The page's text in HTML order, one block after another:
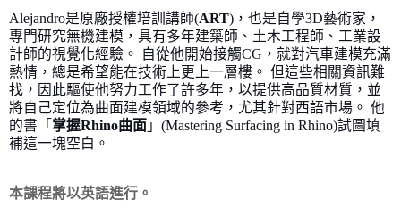
Alejandro是原廠授權培訓講師(ART)，也是自學3D藝術家，
專門研究無機建模，具有多年建築師、土木工程師、工業設
計師的視覺化經驗。 自從他開始接觸CG，就對汽車建模充滿
熱情，總是希望能在技術上更上一層樓。 但這些相關資訊難
找，因此驅使他努力工作了許多年，以提供高品質材質，並
將自己定位為曲面建模領域的參考，尤其針對西語市場。 他
的書「 掌握Rhino曲面 」(Mastering Surfacing in Rhino)試圖填
補這一塊空白。
本課程將以英語進行。